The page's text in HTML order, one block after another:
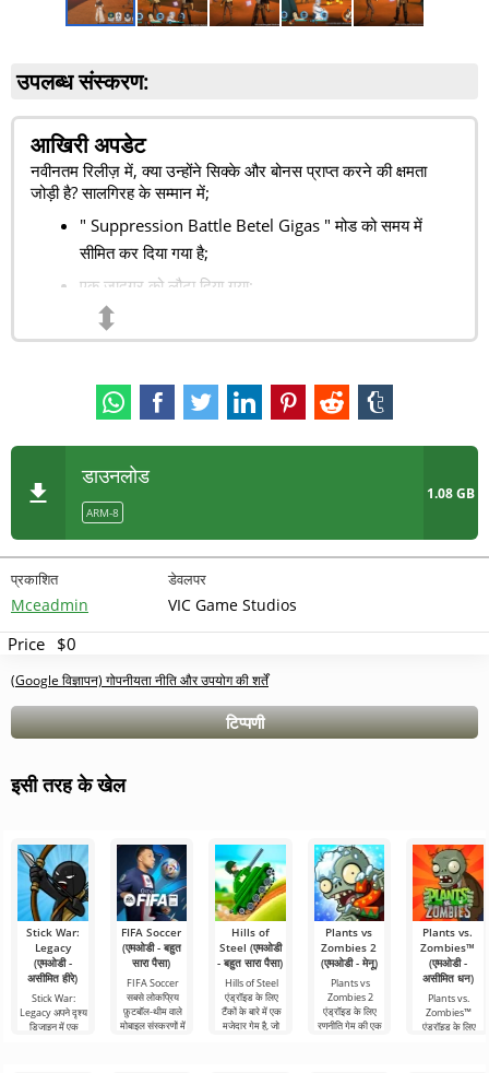
उपलब्ध संस्करण:
आखिरी अपडेट
नवीनतम रिलीज़ में, क्या उन्होंने सिक्के और बोनस प्राप्त करने की क्षमता
जोड़ी है? सालगिरह के सम्मान में;
" Suppression Battle Betel Gigas " मोड को समय में
सीमित कर दिया गया है;
एक जादूगर को लौटा दिया गया;
⬍
डाउनलोड
ARM-8
1.08 GB
प्रकाशित
Mceadmin
डेवलपर
VIC Game Studios
Price $0
(Google विज्ञापन) गोपनीयता नीति और उपयोग की शर्तें
टिप्पणी
इसी तरह के खेल
Stick War:
Legacy
(एमओडी -
असीमित हीरे)
Stick War:
Legacy अपने दृश्य
डिजाइन में एक
FIFA Soccer
(एमओडी - बहुत
सारा पैसा)
FIFA Soccer
सबसे लोकप्रिय
फ़ुटबॉल-थीम वाले
मोबाइल संस्करणों में
Hills of
Steel (एमओडी
- बहुत सारा पैसा)
Hills of Steel
एंड्रॉइड के लिए
टैंकों के बारे में एक
मजेदार गेम है, जो
Plants vs
Zombies 2
(एमओडी - मेनू)
Plants vs
Zombies 2
एंड्रॉइड के लिए
रणनीति गेम की एक
Plants vs.
Zombies™
(एमओडी -
असीमित धन)
Plants vs.
Zombies™
एंड्रॉइड के लिए